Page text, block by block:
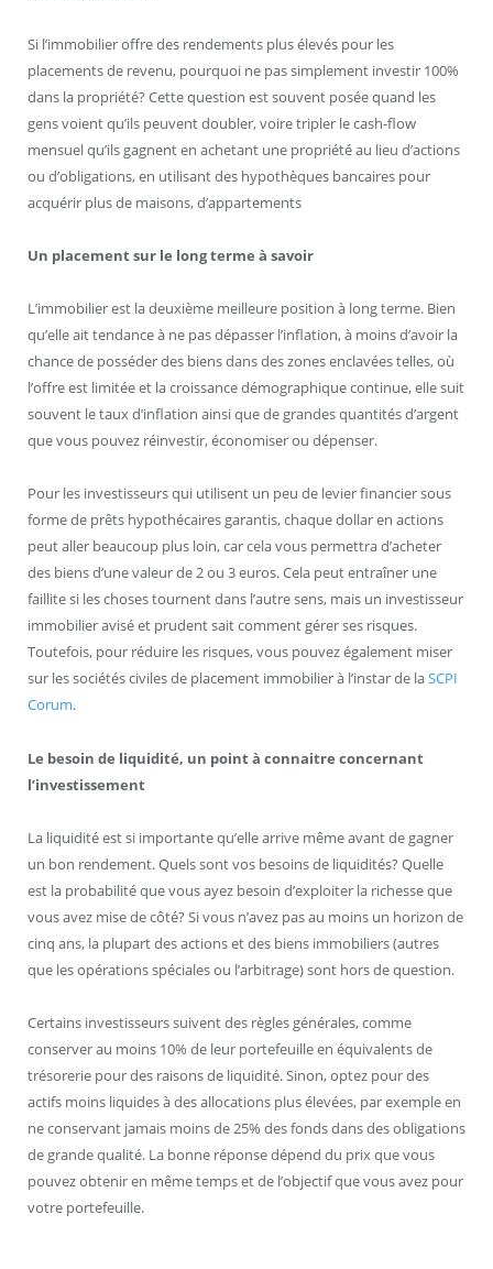
Si l’immobilier offre des rendements plus élevés pour les
placements de revenu, pourquoi ne pas simplement investir 100%
dans la propriété? Cette question est souvent posée quand les
gens voient qu’ils peuvent doubler, voire tripler le cash-flow
mensuel qu’ils gagnent en achetant une propriété au lieu d’actions
ou d’obligations, en utilisant des hypothèques bancaires pour
acquérir plus de maisons, d’appartements
Un placement sur le long terme à savoir
L’immobilier est la deuxième meilleure position à long terme. Bien
qu’elle ait tendance à ne pas dépasser l’inflation, à moins d’avoir la
chance de posséder des biens dans des zones enclavées telles, où
l’offre est limitée et la croissance démographique continue, elle suit
souvent le taux d’inflation ainsi que de grandes quantités d’argent
que vous pouvez réinvestir, économiser ou dépenser.
Pour les investisseurs qui utilisent un peu de levier financier sous
forme de prêts hypothécaires garantis, chaque dollar en actions
peut aller beaucoup plus loin, car cela vous permettra d’acheter
des biens d’une valeur de 2 ou 3 euros. Cela peut entraîner une
faillite si les choses tournent dans l’autre sens, mais un investisseur
immobilier avisé et prudent sait comment gérer ses risques.
Toutefois, pour réduire les risques, vous pouvez également miser
sur les sociétés civiles de placement immobilier à l’instar de laSCPI
Corum.
Le besoin de liquidité, un point à connaitre concernant
l’investissement
La liquidité est si importante qu’elle arrive même avant de gagner
un bon rendement. Quels sont vos besoins de liquidités? Quelle
est la probabilité que vous ayez besoin d’exploiter la richesse que
vous avez mise de côté? Si vous n’avez pas au moins un horizon de
cinq ans, la plupart des actions et des biens immobiliers (autres
que les opérations spéciales ou l’arbitrage) sont hors de question.
Certains investisseurs suivent des règles générales, comme
conserver au moins 10% de leur portefeuille en équivalents de
trésorerie pour des raisons de liquidité. Sinon, optez pour des
actifs moins liquides à des allocations plus élevées, par exemple en
ne conservant jamais moins de 25% des fonds dans des obligations
de grande qualité. La bonne réponse dépend du prix que vous
pouvez obtenir en même temps et de l’objectif que vous avez pour
votre portefeuille.